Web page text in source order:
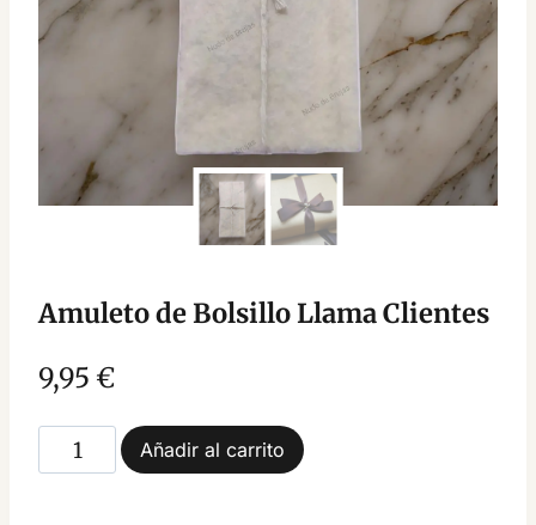
Amuleto de Bolsillo Llama Clientes
9,95 €
Amuleto
de
Añadir al carrito